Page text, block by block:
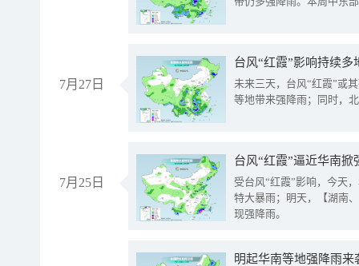
7月27日
台风“红霞”影响持续
未来三天，台风“红霞”或
等地带来强降雨；同时，
7月25日
台风“红霞”逼近华南
受台风“红霞”影响，今天
特大暴雨；明天，【湖南
现强降雨。
明起华南等地强降雨